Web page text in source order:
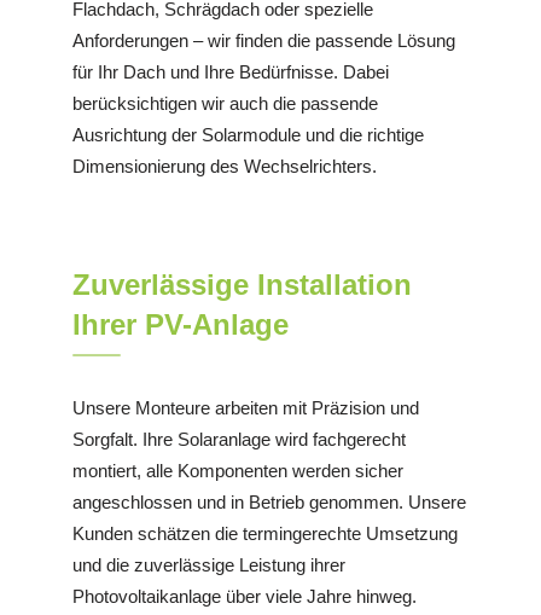
Flachdach, Schrägdach oder spezielle
Anforderungen – wir finden die passende Lösung
für Ihr Dach und Ihre Bedürfnisse. Dabei
berücksichtigen wir auch die passende
Ausrichtung der Solarmodule und die richtige
Dimensionierung des Wechselrichters.
Zuverlässige Installation
Ihrer PV-Anlage
Unsere Monteure arbeiten mit Präzision und
Sorgfalt. Ihre Solaranlage wird fachgerecht
montiert, alle Komponenten werden sicher
angeschlossen und in Betrieb genommen. Unsere
Kunden schätzen die termingerechte Umsetzung
und die zuverlässige Leistung ihrer
Photovoltaikanlage über viele Jahre hinweg.